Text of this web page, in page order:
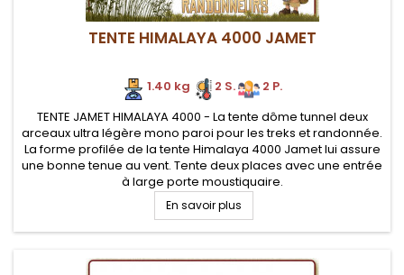
TENTE HIMALAYA 4000 JAMET
1.40 kg 2 S.
2 P.
TENTE JAMET HIMALAYA 4000 - La tente dôme tunnel deux
arceaux ultra légère mono paroi pour les treks et randonnée.
La forme profilée de la tente Himalaya 4000 Jamet lui assure
une bonne tenue au vent. Tente deux places avec une entrée
à large porte moustiquaire.
En savoir plus